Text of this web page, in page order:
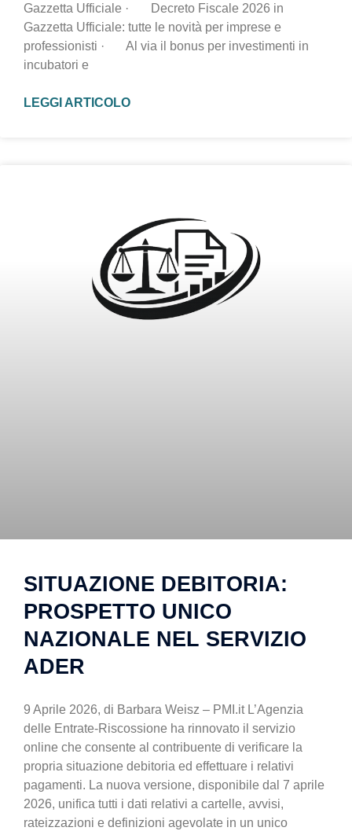
Gazzetta Ufficiale · Decreto Fiscale 2026 in
Gazzetta Ufficiale: tutte le novità per imprese e
professionisti · Al via il bonus per investimenti in
incubatori e
LEGGI ARTICOLO
SITUAZIONE DEBITORIA:
PROSPETTO UNICO
NAZIONALE NEL SERVIZIO
ADER
9 Aprile 2026, di Barbara Weisz – PMI.it L’Agenzia
delle Entrate-Riscossione ha rinnovato il servizio
online che consente al contribuente di verificare la
propria situazione debitoria ed effettuare i relativi
pagamenti. La nuova versione, disponibile dal 7 aprile
2026, unifica tutti i dati relativi a cartelle, avvisi,
rateizzazioni e definizioni agevolate in un unico